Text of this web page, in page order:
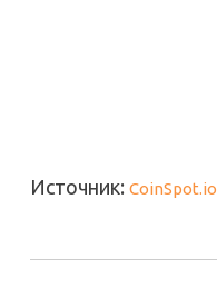
Источник: CoinSpot.io